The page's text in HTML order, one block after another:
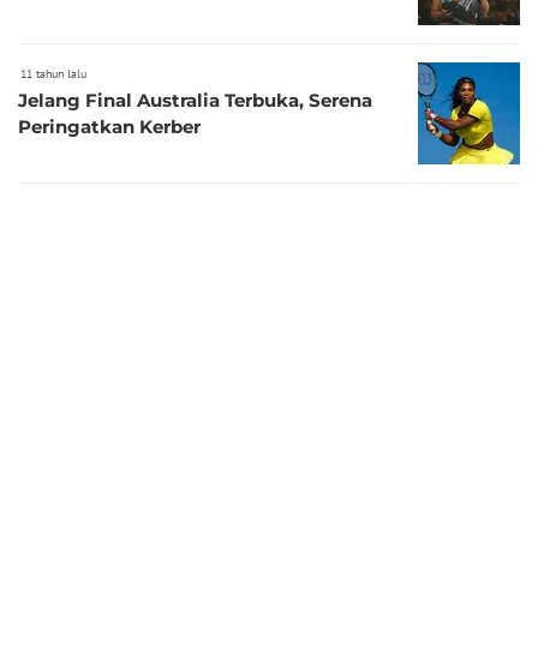
11 tahun lalu
Jelang Final Australia Terbuka, Serena
Peringatkan Kerber